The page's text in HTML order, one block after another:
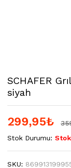
SCHAFER
siyah
299,95₺
Stok Durumu:
SKU: